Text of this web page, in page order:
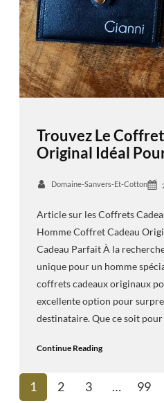
Trouvez Le
Original Idéal
Domaine-Sanvers-Et-Cotton
Article sur les Coffrets
Homme Coffret Cadeau
Cadeau Parfait À la
unique pour un homme
coffrets cadeaux originaux
excellente option pour
destinataire. Que ce soit
Continue Reading
1 2 3 … 99